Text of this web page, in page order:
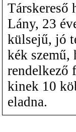
Társkereső
Lány, 23
külsejű, jó
kék szemű,
rendelkező
kinek 10
eladna.